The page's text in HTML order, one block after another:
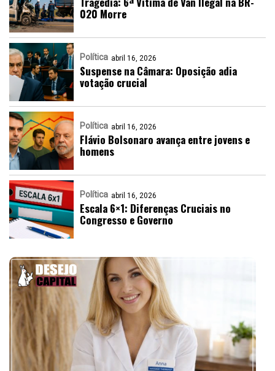
020 Morre
Política abril 16, 2026
Suspense na Câmara: Oposição adia
votação crucial
Política abril 16, 2026
Flávio Bolsonaro avança entre jovens e
homens
Política abril 16, 2026
Escala 6×1: Diferenças Cruciais no
Congresso e Governo